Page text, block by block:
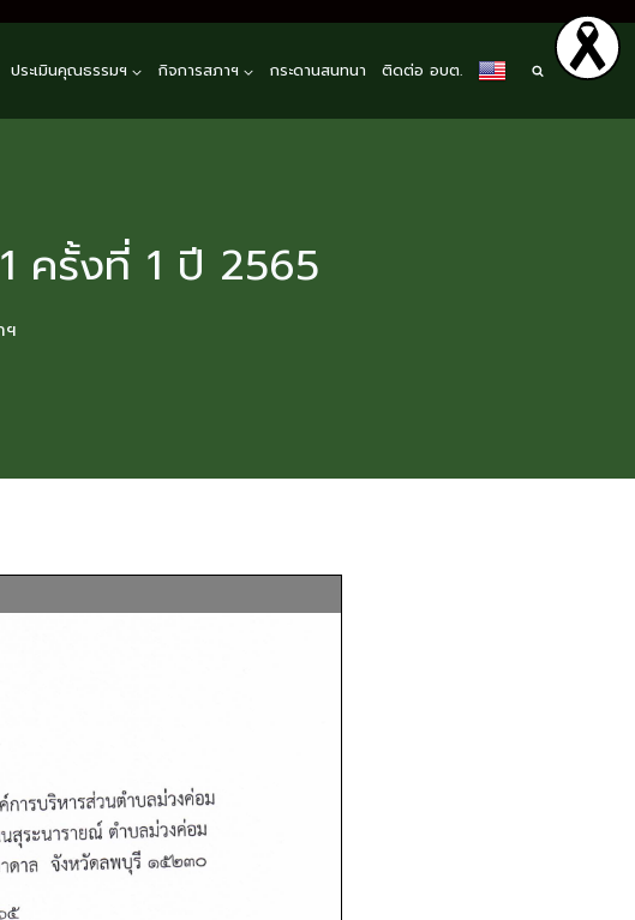
ประเมินคุณธรรมฯ กิจการสภาฯ กระดานสนทนา ติดต่อ อบต.
ครั้งที่ 1 ปี 2565
ฯ